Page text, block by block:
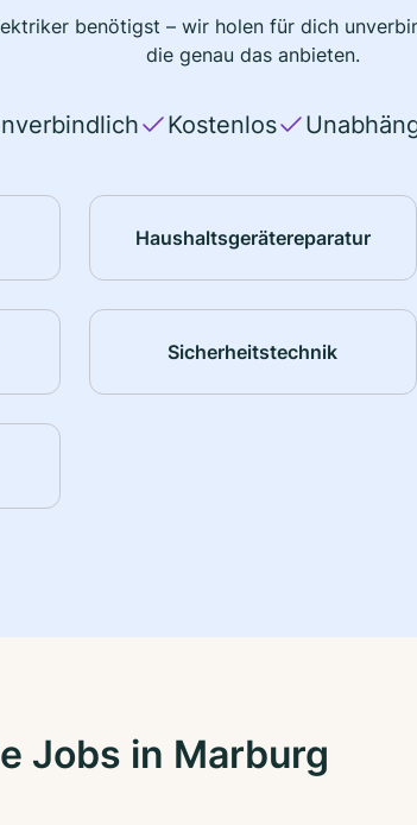
benötigst – wir holen für dich
die genau das anbieten.
Kostenlos
Haushaltsgerätereparatur
Sicherheitstechnik
Jobs in Marburg